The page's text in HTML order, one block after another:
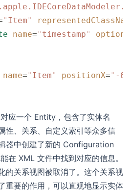
" Item"
name=" timestamp"
name=" Item" positionX=" -63
应一个 Entity，包含了实体名
性、关系、自定义索引等众多信
器中创建了新的 Configuration
在 XML 文件中找到对应的信息。
的关系视图被取消了。这个关系视
重要的作用，可以直观地显示实体